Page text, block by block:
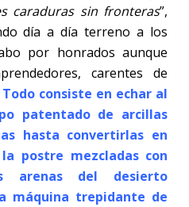
caraduras sin fronteras”,
día a día terreno a los
por honrados aunque
carentes de
Todo consiste en echar al
patentado de arcillas
hasta convertirlas en
postre mezcladas con
arenas del desierto
máquina trepidante de